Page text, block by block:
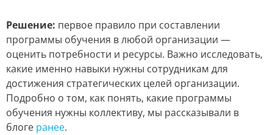
Решение: первое правило при составлении
программы обучения в любой организации —
оценить потребности и ресурсы. Важно исследовать,
какие именно навыки нужны сотрудникам для
достижения стратегических целей организации.
Подробно о том, как понять, какие программы
обучения нужны коллективу, мы рассказывали в
блоге ранее.